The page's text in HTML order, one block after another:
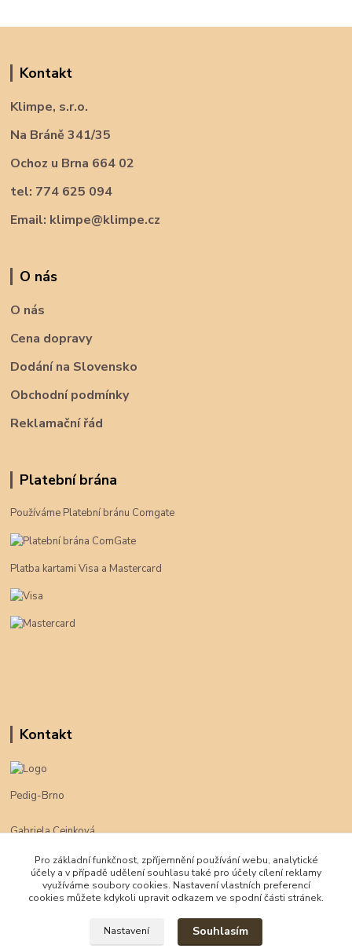
Kontakt
Klimpe, s.r.o.
Na Bráně 341/35
Ochoz u Brna 664 02
tel: 774 625 094
Email: klimpe@klimpe.cz
O nás
O nás
Cena dopravy
Dodání na Slovensko
Obchodní podmínky
Reklamační řád
Platební brána
Používáme Platební bránu Comgate
Platba kartami Visa a Mastercard
Kontakt
Pedig-Brno
Gabriela Cejnková
klimpe@klimpe.cz
Pro základní funkčnost, zpříjemnění používání webu, analytické
účely a v případě udělení souhlasu také pro účely cílení reklamy
využíváme soubory cookies. Nastavení vlastních preferencí
cookies můžete kdykoli upravit odkazem ve spodní části stránek.
Nastavení Souhlasím